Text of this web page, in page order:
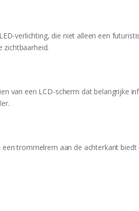
verlichting, die niet alleen een
van een LCD-scherm dat belangrijke
trommelrem aan de achterkant